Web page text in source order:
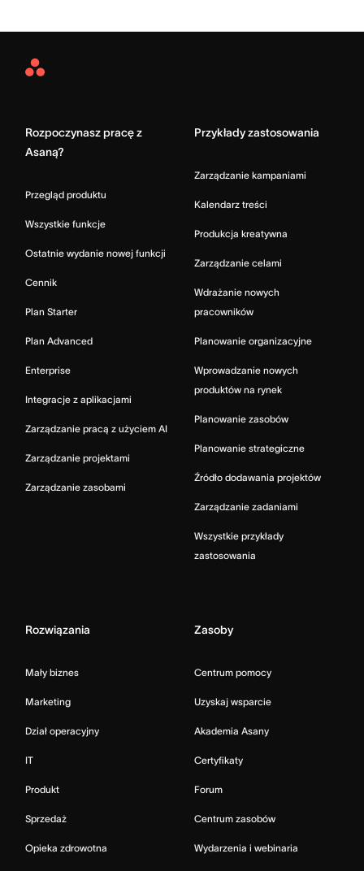
Asana
Rozpoczynasz pracę z
Asaną?
Przegląd produktu
Wszystkie funkcje
Ostatnie wydanie nowej funkcji
Cennik
Plan Starter
Plan Advanced
Enterprise
Integracje z aplikacjami
Zarządzanie pracą z użyciem AI
Zarządzanie projektami
Zarządzanie zasobami
Przykłady zastosowania
Zarządzanie kampaniami
Kalendarz treści
Produkcja kreatywna
Zarządzanie celami
Wdrażanie nowych
pracowników
Planowanie organizacyjne
Wprowadzanie nowych
produktów na rynek
Planowanie zasobów
Planowanie strategiczne
Źródło dodawania projektów
Zarządzanie zadaniami
Wszystkie przykłady
zastosowania
Rozwiązania
Mały biznes
Marketing
Dział operacyjny
IT
Produkt
Sprzedaż
Opieka zdrowotna
Zasoby
Centrum pomocy
Uzyskaj wsparcie
Akademia Asany
Certyfikaty
Forum
Centrum zasobów
Wydarzenia i webinaria